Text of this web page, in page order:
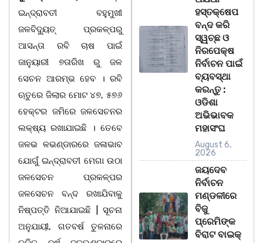
ଇନ୍ଦ୍ରାବତୀ ବହୁମୁଖୀ
ଜଳବିଦ୍ୟୁତ୍ ପ୍ରକଳ୍ପରୁ
ଆସନ୍ତା ରବି ଚାଷ ପାଇଁ
ଜାନୁୟାରୀ ୭ତାରିଖ ରୁ ଜଳ
ସେଚନ ଆରମ୍ଭ ହେବ । ରବି
ଋତୁରେ ଜିଲାର ମୋଟ ୪୭, ୫୭୬
ହେକ୍ଟର ଜମିରେ ଜଳସେଚନର
ଲକ୍ଷ୍ୟ ରଖାଯାଇଛି । ତେବେ
ଜଳଭ ଳଭଣ୍ଡାରରେ ଜଳାଭାବ
ଯୋଗୁଁ ଇନ୍ଦ୍ରାବତୀ ମେଗା ଉଠା
ଜଳସେଚନ ପ୍ରକଳ୍ପର
ଜଳସେଚନ ବନ୍ଦ ରଖାଯିବାକୁ
ନିଷ୍ପତ୍ତି ନିଆଯାଇଛି | ସୂଚନା
ଅନୁଯାୟୀ, ଗତବର୍ଷ ତୁଳନାରେ
ହସ୍ତକ୍ଷେପ
ବନ୍ଦ କରି
ସ୍ୱଚ୍ଛ ଓ
ନିରପେକ୍ଷ
ନିର୍ବାଚନ ପାଇଁ
ବ୍ୟବସ୍ଥା
କରନ୍ତୁ :
ଓଡିଶା
ଅଭିଭାବକ
ମହାସଂଘ
August 6,
2026
ଜୟଦେବ
ନିର୍ବାଚନ
ମଣ୍ଡଳୀରେ
ବିଜୁ
ପ୍ରେମିଙ୍କ
ବିରାଟ ବାଇକ୍